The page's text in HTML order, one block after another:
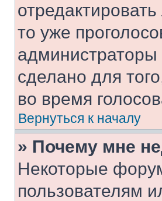
то уже
администраторы
сделано для
во время
Вернуться к началу
» Почему мне
Некоторые
пользователям